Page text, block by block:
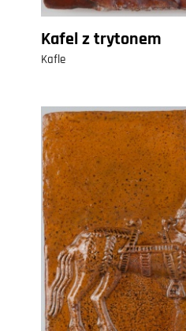
Kafel z trytonem
Kafle